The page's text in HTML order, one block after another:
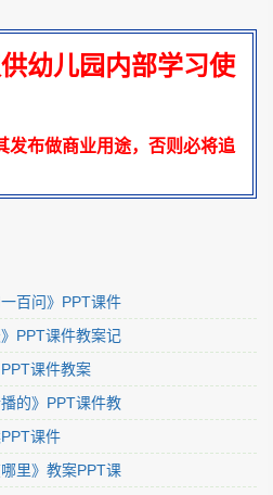
幼儿园内部学习使
发布做商业用途，否则必将追
百问》PPT课件
PPT课件教案记
课件教案
的》PPT课件教
课件
里》教案PPT课